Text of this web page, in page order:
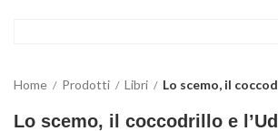
Home Prodotti Libri Lo scemo, il
Lo scemo, il coccodrillo e